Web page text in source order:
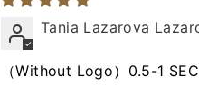
Tania Lazarova
（Without Logo）0.5-1